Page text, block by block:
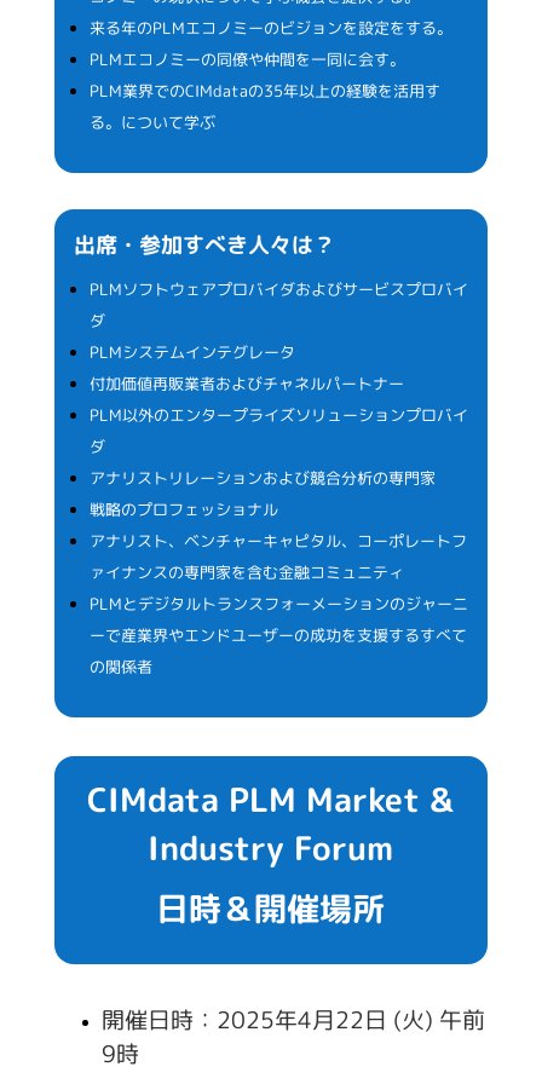
来る年のPLMエコノミーのビジョンを設定をする。
PLMエコノミーの同僚や仲間を一同に会す。
PLM業界でのCIMdataの35年以上の経験を活用す
る。について学ぶ
出席・参加すべき人々は？
PLMソフトウェアプロバイダおよびサービスプロバイ
ダ
PLMシステムインテグレータ
付加価値再販業者およびチャネルパートナー
PLM以外のエンタープライズソリューションプロバイ
ダ
アナリストリレーションおよび競合分析の専門家
戦略のプロフェッショナル
アナリスト、ベンチャーキャピタル、コーポレートフ
ァイナンスの専門家を含む金融コミュニティ
PLMとデジタルトランスフォーメーションのジャーニ
ーで産業界やエンドユーザーの成功を支援するすべて
の関係者
CIMdata PLM Market &
Industry Forum
日時＆開催場所
開催日時：2025年4月22日 (火) 午前
9時